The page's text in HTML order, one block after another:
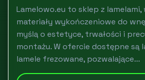
Lamelowo.eu to sklep z
materiały wykończeniowe do
myślą o estetyce, trwałości i
montażu. W ofercie dostępne są
lamele frezowane, pozwalające...